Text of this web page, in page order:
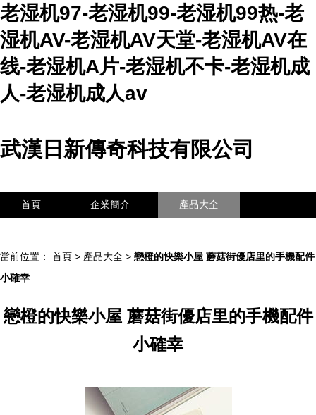
老湿机97-老湿机99-老湿机99热-老
湿机AV-老湿机AV天堂-老湿机AV在
线-老湿机A片-老湿机不卡-老湿机成
人-老湿机成人av
武漢日新傳奇科技有限公司
首頁 企業簡介 產品大全
當前位置： 首頁 > 產品大全 > 戀橙的快樂小屋 蘑菇街優店里的手機配件
小確幸
戀橙的快樂小屋 蘑菇街優店里的手機配件
小確幸